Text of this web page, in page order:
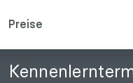
Preise